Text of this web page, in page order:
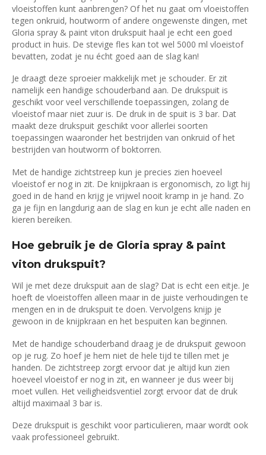
vloeistoffen kunt aanbrengen? Of het nu gaat om vloeistoffen
tegen onkruid, houtworm of andere ongewenste dingen, met
Gloria spray & paint viton drukspuit haal je echt een goed
product in huis. De stevige fles kan tot wel 5000 ml vloeistof
bevatten, zodat je nu écht goed aan de slag kan!
Je draagt deze sproeier makkelijk met je schouder. Er zit
namelijk een handige schouderband aan. De drukspuit is
geschikt voor veel verschillende toepassingen, zolang de
vloeistof maar niet zuur is. De druk in de spuit is 3 bar. Dat
maakt deze drukspuit geschikt voor allerlei soorten
toepassingen waaronder het bestrijden van onkruid of het
bestrijden van houtworm of boktorren.
Met de handige zichtstreep kun je precies zien hoeveel
vloeistof er nog in zit. De knijpkraan is ergonomisch, zo ligt hij
goed in de hand en krijg je vrijwel nooit kramp in je hand. Zo
ga je fijn en langdurig aan de slag en kun je echt alle naden en
kieren bereiken.
Hoe gebruik je de Gloria spray & paint
viton drukspuit?
Wil je met deze drukspuit aan de slag? Dat is echt een eitje. Je
hoeft de vloeistoffen alleen maar in de juiste verhoudingen te
mengen en in de drukspuit te doen. Vervolgens knijp je
gewoon in de knijpkraan en het bespuiten kan beginnen.
Met de handige schouderband draag je de drukspuit gewoon
op je rug. Zo hoef je hem niet de hele tijd te tillen met je
handen. De zichtstreep zorgt ervoor dat je altijd kun zien
hoeveel vloeistof er nog in zit, en wanneer je dus weer bij
moet vullen. Het veiligheidsventiel zorgt ervoor dat de druk
altijd maximaal 3 bar is.
Deze drukspuit is geschikt voor particulieren, maar wordt ook
vaak professioneel gebruikt.